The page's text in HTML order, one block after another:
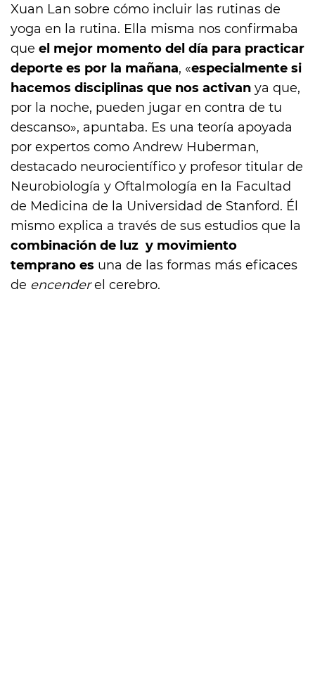
Xuan Lan sobre cómo incluir las rutinas de
yoga en la rutina. Ella misma nos confirmaba
que el mejor momento del día para practicar
deporte es por la mañana, «especialmente si
hacemos disciplinas que nos activan ya que,
por la noche, pueden jugar en contra de tu
descanso», apuntaba. Es una teoría apoyada
por expertos como Andrew Huberman,
destacado neurocientífico y profesor titular de
Neurobiología y Oftalmología en la Facultad
de Medicina de la Universidad de Stanford. Él
mismo explica a través de sus estudios que la
combinación de luz y movimiento
temprano es una de las formas más eficaces
de encenderel cerebro.